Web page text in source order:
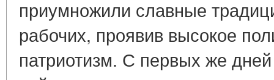
приумножили славные
рабочих, проявив высокое
патриотизм. С первых же